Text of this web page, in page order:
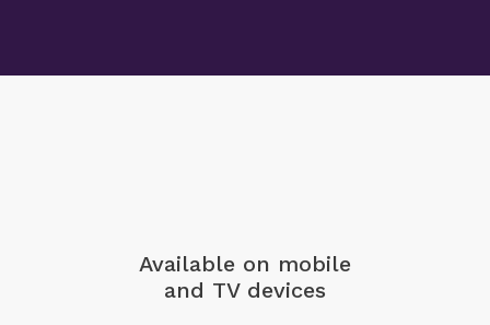
Available on mobile
and TV devices